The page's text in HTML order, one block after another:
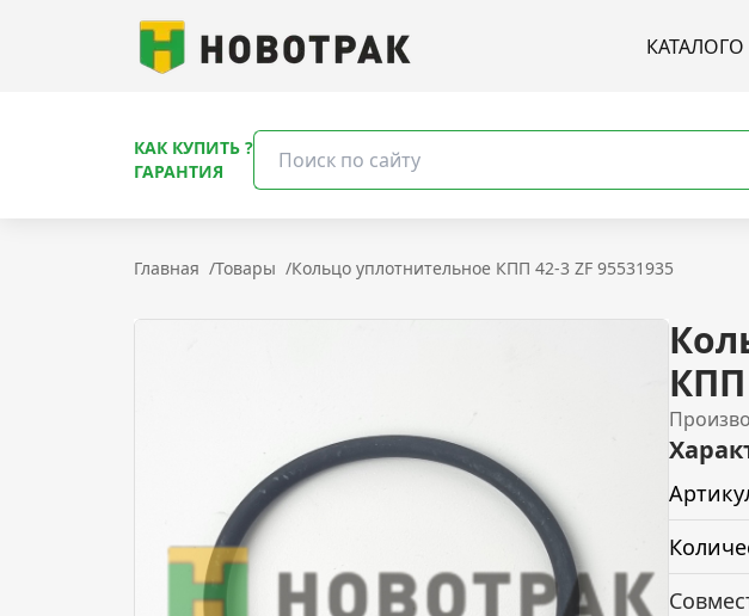
КАТАЛОГО
КАК КУПИТЬ ?
ГАРАНТИЯ
Главная /Товары /Кольцо уплотнительное КПП 42-3 ZF 95531935
КПП